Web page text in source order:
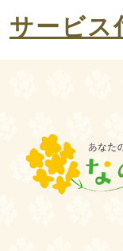
サービス